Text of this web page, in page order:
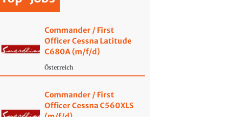
Commander / First
Officer Cessna Latitude
C680A (m/f/d)
Österreich
Commander / First
Officer Cessna C560XLS